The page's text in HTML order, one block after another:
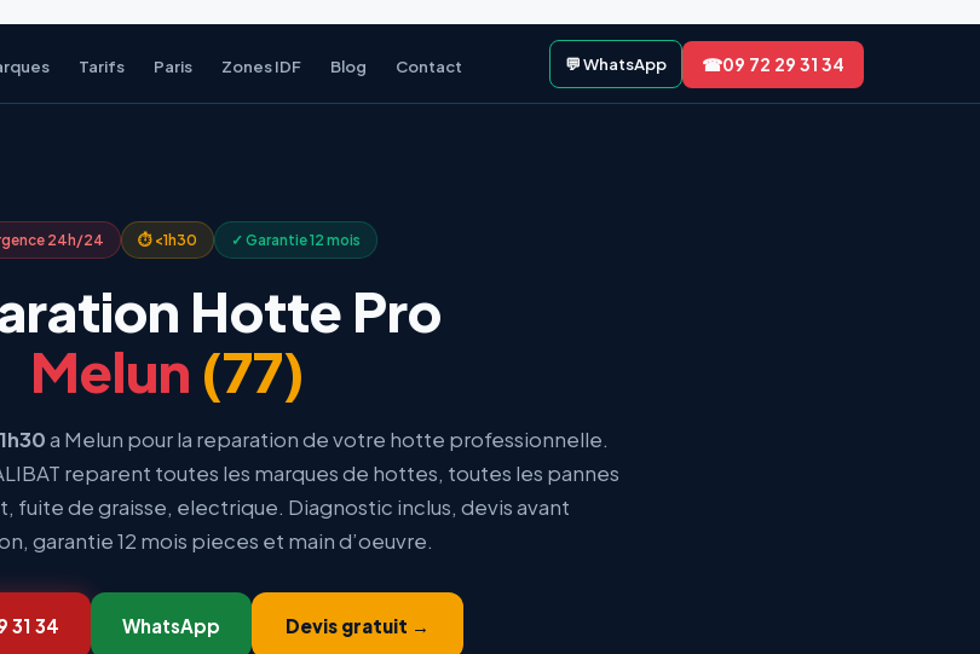
Tarifs Paris Zones IDF Blog Contact 💬 WhatsApp ☎09 72 29 31 34
24h/24 ⏱ <1h30 ✓ Garantie 12 mois
Hotte Pro
Melun (77)
a Melun pour la reparation de votre hotte professionnelle.
reparent toutes les marques de hottes, toutes les pannes
fuite de graisse, electrique. Diagnostic inclus, devis avant
garantie 12 mois pieces et main d’oeuvre.
31 34 WhatsApp Devis gratuit →